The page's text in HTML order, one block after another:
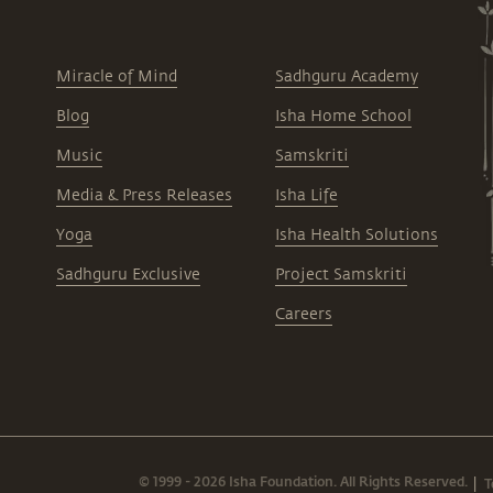
Miracle of Mind
Blog
Music
Media & Press Releases
Yoga
Sadhguru Exclusive
Sadhguru Academy
Isha Home School
Samskriti
Isha Life
Isha Health Solutions
Project Samskriti
Careers
© 1999 - 2026 Isha Foundation. All Rights Reserved.